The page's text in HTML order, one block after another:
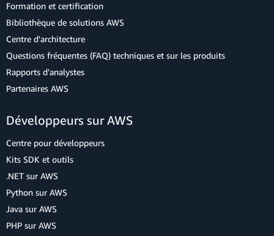
Formation et certification
Bibliothèque de solutions AWS
Centre d'architecture
Questions fréquentes (FAQ) techniques et sur les produits
Rapports d'analystes
Partenaires AWS
Développeurs sur AWS
Centre pour développeurs
Kits SDK et outils
.NET sur AWS
Python sur AWS
Java sur AWS
PHP sur AWS